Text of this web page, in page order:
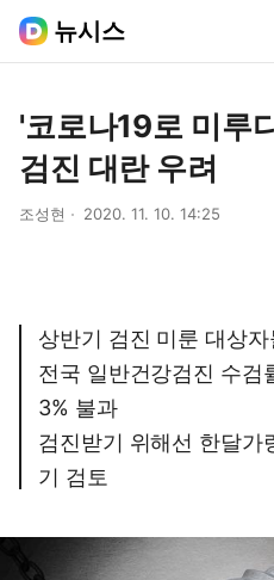
뉴시스
'코로나19로 미루
검진 대란 우려
조성현 2020. 11. 10. 14:25
상반기 검진 미룬 대상
전국 일반건강검진 수
3% 불과
검진받기 위해선 한달가
기 검토